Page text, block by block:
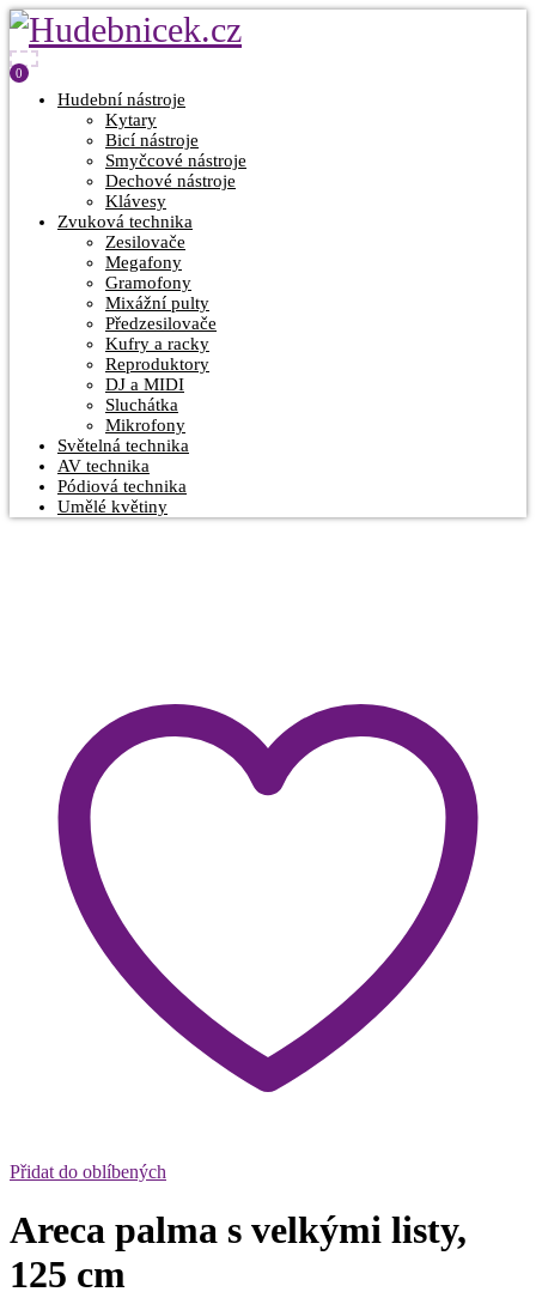
0
Hudební nástroje
Kytary
Bicí nástroje
Smyčcové nástroje
Dechové nástroje
Klávesy
Zvuková technika
Zesilovače
Megafony
Gramofony
Mixážní pulty
Předzesilovače
Kufry a racky
Reproduktory
DJ a MIDI
Sluchátka
Mikrofony
Světelná technika
AV technika
Pódiová technika
Umělé květiny
Přidat do oblíbených
Areca palma s velkými listy,
125 cm